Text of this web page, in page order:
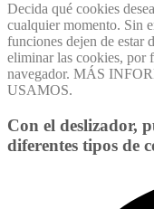
Decida qué cookies
cualquier momento. Sin
funciones dejen de estar
eliminar las cookies, por
navegador. MÁS
USAMOS.
Con el deslizador,
diferentes tipos de